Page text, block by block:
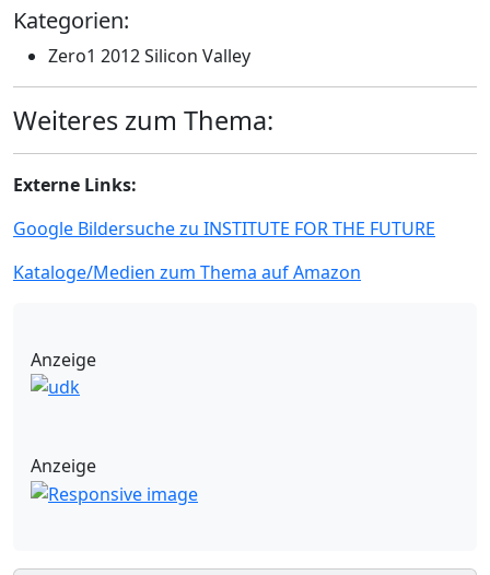
Kategorien:
Zero1 2012 Silicon Valley
Weiteres zum Thema:
Externe Links:
Google Bildersuche zu INSTITUTE FOR THE FUTURE
Kataloge/Medien zum Thema auf Amazon
Anzeige
Anzeige